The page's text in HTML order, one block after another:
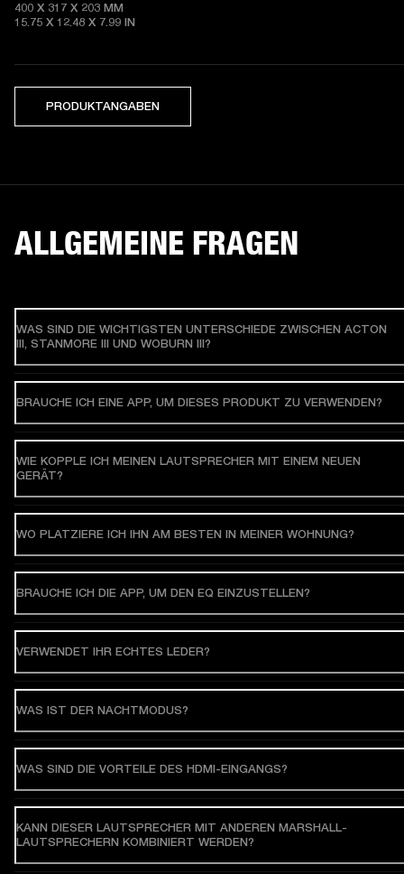
400 X 317 X 203 MM
15.75 X 12.48 X 7.99 IN
PRODUKTANGABEN
ALLGEMEINE FRAGEN
WAS SIND DIE WICHTIGSTEN UNTERSCHIEDE ZWISCHEN ACTON
III, STANMORE III UND WOBURN III?
BRAUCHE ICH EINE APP, UM DIESES PRODUKT ZU VERWENDEN?
WIE KOPPLE ICH MEINEN LAUTSPRECHER MIT EINEM NEUEN
GERÄT?
WO PLATZIERE ICH IHN AM BESTEN IN MEINER WOHNUNG?
BRAUCHE ICH DIE APP, UM DEN EQ EINZUSTELLEN?
VERWENDET IHR ECHTES LEDER?
WAS IST DER NACHTMODUS?
WAS SIND DIE VORTEILE DES HDMI-EINGANGS?
KANN DIESER LAUTSPRECHER MIT ANDEREN MARSHALL-
LAUTSPRECHERN KOMBINIERT WERDEN?